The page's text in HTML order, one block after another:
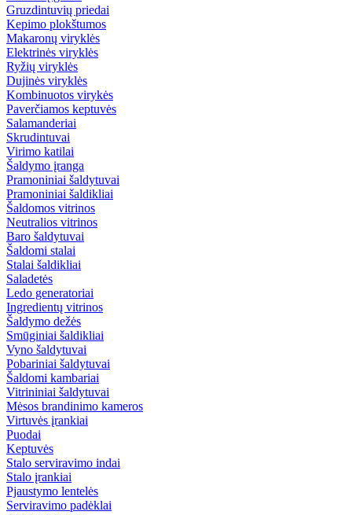
Gruzdintuvių priedai
Kepimo plokštumos
Makaronų viryklės
Elektrinės viryklės
Ryžių viryklės
Dujinės viryklės
Kombinuotos virykės
Paverčiamos keptuvės
Salamanderiai
Skrudintuvai
Virimo katilai
Šaldymo įranga
Pramoniniai šaldytuvai
Pramoniniai šaldikliai
Šaldomos vitrinos
Neutralios vitrinos
Baro šaldytuvai
Šaldomi stalai
Stalai šaldikliai
Saladetės
Ledo generatoriai
Ingredientų vitrinos
Šaldymo dežės
Smūginiai šaldikliai
Vyno šaldytuvai
Pobariniai šaldytuvai
Šaldomi kambariai
Vitrininiai šaldytuvai
Mėsos brandinimo kameros
Virtuvės įrankiai
Puodai
Keptuvės
Stalo serviravimo indai
Stalo įrankiai
Pjaustymo lentelės
Serviravimo padėklai